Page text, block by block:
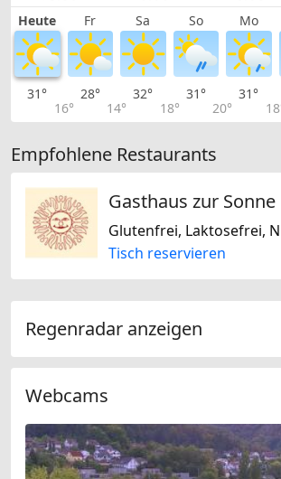
Heute Fr Sa So Mo
31°
16°
28°
14°
32°
18°
31°
20°
31°
Empfohlene Restaurants
Gasthaus zur Sonne
Tisch reservieren
Regenradar anzeigen
Webcams